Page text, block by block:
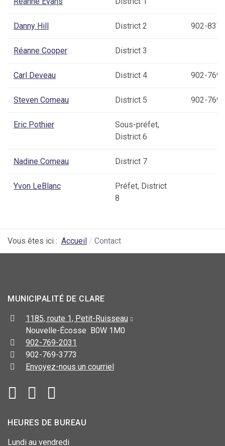
Danny Hill District 2 902-
Réanne Cooper District 3
Carl Deveau District 4 902-
Steven Comeau District 5 902-
Eric Pothier
Sous-préfet,
District 6
Nadine Comeau District 7
Yvon LeBlanc
Préfet, District
8
Vous êtes ici : Accueil Contact
MUNICIPALITÉ DE CLARE
1185, route 1, Petit-Ruisseau
Nouvelle-Écosse B0W 1M0
902-769-2031
902-769-3773
Envoyez-nous un courriel
HEURES DE BUREAU
Lundi au vendredi